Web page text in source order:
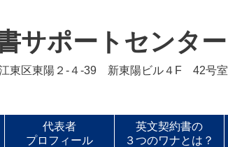
サポートセンター
東区東陽２-４-39 新東陽ビル４F 42号室
代表者
プロフィール
英文契約書の
３つのワナとは？